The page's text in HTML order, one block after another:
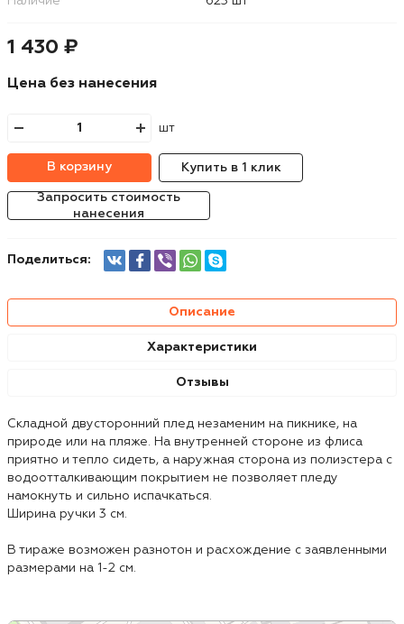
1 430 ₽
Цена без нанесения
шт
В корзину Купить в 1 клик
Запросить стоимость
нанесения
Поделиться:
Описание
Характеристики
Отзывы
Складной двусторонний плед незаменим на пикнике, на
природе или на пляже. На внутренней стороне из флиса
приятно и тепло сидеть, а наружная сторона из полиэстера с
водоотталкивающим покрытием не позволяет пледу
намокнуть и сильно испачкаться.
Ширина ручки 3 см.
В тираже возможен разнотон и расхождение с заявленными
размерами на 1-2 см.